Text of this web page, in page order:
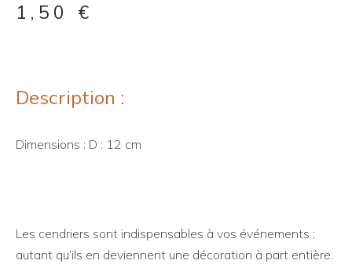
1,50 €
Description :
Dimensions : D : 12 cm
Les cendriers sont indispensables à vos événements ;
autant qu’ils en deviennent une décoration à part entière.